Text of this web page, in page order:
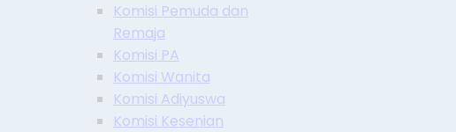
Komisi Pemuda dan
Remaja
Komisi PA
Komisi Wanita
Komisi Adiyuswa
Komisi Kesenian